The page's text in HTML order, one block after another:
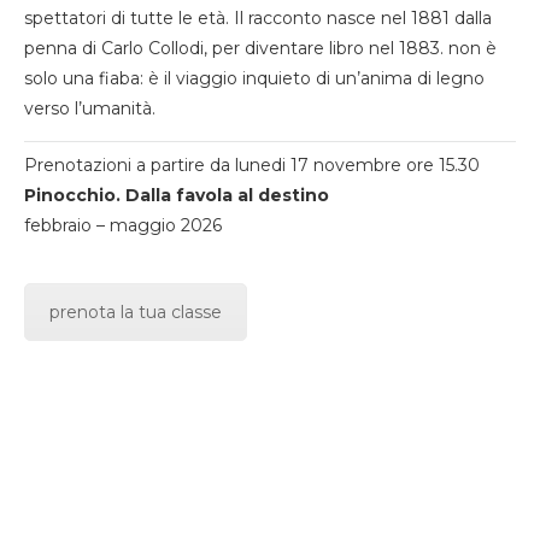
spettatori di tutte le età. Il racconto nasce nel 1881 dalla
penna di Carlo Collodi, per diventare libro nel 1883. non è
solo una fiaba: è il viaggio inquieto di un’anima di legno
verso l’umanità.
Prenotazioni a partire da lunedi 17 novembre ore 15.30
Pinocchio. Dalla favola al destino
febbraio – maggio 2026
prenota la tua classe